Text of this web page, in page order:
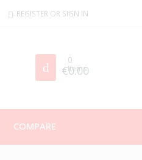
REGISTER OR SIGN IN
0
Items
€0.00
COMPARE